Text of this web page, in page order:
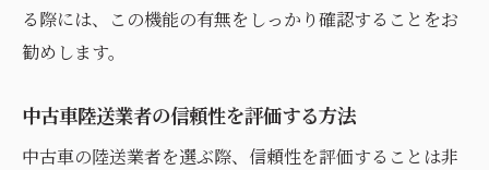
る際には、この機能の有無をしっかり確認することをお
勧めします。
中古車陸送業者の信頼性を評価する方法
中古車の陸送業者を選ぶ際、信頼性を評価することは非